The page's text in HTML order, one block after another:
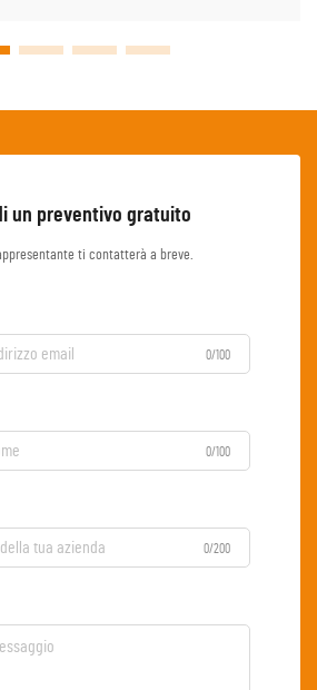
un preventivo gratuito
ti contatterà a breve.
0/100
0/100
0/200